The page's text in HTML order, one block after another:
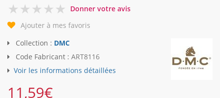
0
Donner votre avis
Ajouter à mes favoris
Collection : DMC
Code Fabricant : ART8116
Voir les informations détaillées
11,59€